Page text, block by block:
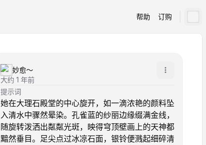
帮助 订购
妙愈～
大约 1 年前
提示词
她在大理石殿堂的中心旋开，如一滴浓艳的颜料坠
入清水中骤然晕染。孔雀蓝的纱丽边缘缀满金线，
随旋转泼洒出粼粼光斑，映得穹顶壁画上的天神都
黯然垂目。足尖点过冰凉石面，银铃便溅起细碎清